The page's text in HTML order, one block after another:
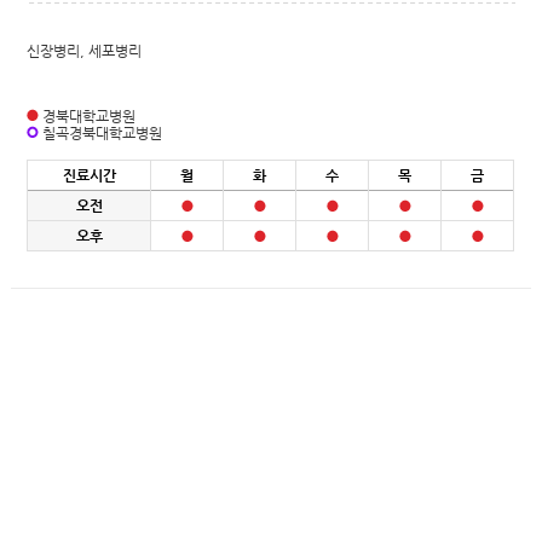
신장병리, 세포병리
경북대학교병원
칠곡경북대학교병원
진료시간 월 화 수 목
금
오전
오후